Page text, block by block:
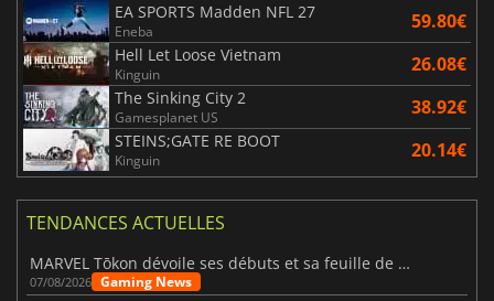
EA SPORTS Madden NFL 27
Eneba 59.80€
Hell Let Loose Vietnam
Kinguin 26.08€
The Sinking City 2
Gamesplanet US 38.92€
STEINS;GATE RE BOOT
Kinguin 20.14€
TENDANCES ACTUELLES
MARVEL Tōkon dévoile ses débuts et sa feuille de route
07/08/2026 Gaming News